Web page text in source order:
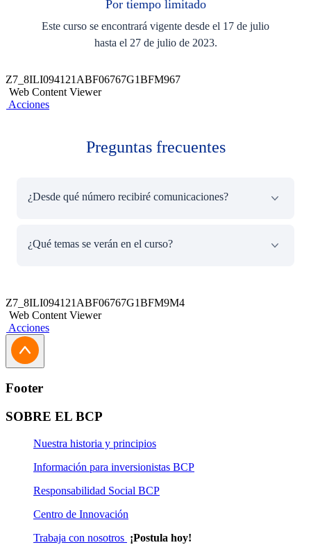
Por tiempo limitado​
Este curso se encontrará vigente desde el 17 de julio
hasta el 27 de julio de 2023.​
Z7_8ILI094121ABF06767G1BFM967
Web Content Viewer
Acciones
Preguntas frecuentes
¿Desde qué número recibiré comunicaciones?​
Emprendedor BCP, te proporcionamos un WhatsApp
capacitaciones.
¡Agrega este número a tus contactos para asegurarte de
¿Qué temas se verán en el curso?​
Z7_8ILI094121ABF06767G1BFM9M4
Web Content Viewer
Acciones
Footer
SOBRE EL BCP
Nuestra historia y principios
Información para inversionistas BCP
Responsabilidad Social BCP
Centro de Innovación
Trabaja con nosotros ¡Postula hoy!